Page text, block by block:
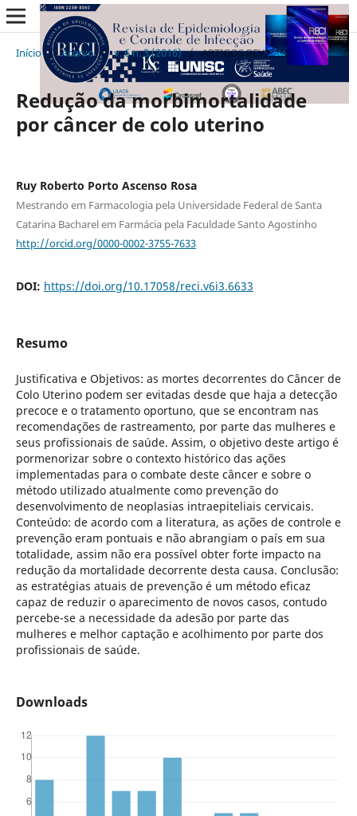
Início / Acervo / v. 6 n. 3 (2016) / ARTIGOS REVISÃO
Redução da morbimortalidade
por câncer de colo uterino
Ruy Roberto Porto Ascenso Rosa
Mestrando em Farmacologia pela Universidade Federal de Santa
Catarina Bacharel em Farmácia pela Faculdade Santo Agostinho
http://orcid.org/0000-0002-3755-7633
DOI: https://doi.org/10.17058/reci.v6i3.6633
Resumo
Justificativa e Objetivos: as mortes decorrentes do Câncer de
Colo Uterino podem ser evitadas desde que haja a detecção
precoce e o tratamento oportuno, que se encontram nas
recomendações de rastreamento, por parte das mulheres e
seus profissionais de saúde. Assim, o objetivo deste artigo é
pormenorizar sobre o contexto histórico das ações
implementadas para o combate deste câncer e sobre o
método utilizado atualmente como prevenção do
desenvolvimento de neoplasias intraepiteliais cervicais.
Conteúdo: de acordo com a literatura, as ações de controle e
prevenção eram pontuais e não abrangiam o país em sua
totalidade, assim não era possível obter forte impacto na
redução da mortalidade decorrente desta causa. Conclusão:
as estratégias atuais de prevenção é um método eficaz
capaz de reduzir o aparecimento de novos casos, contudo
percebe-se a necessidade da adesão por parte das
mulheres e melhor captação e acolhimento por parte dos
profissionais de saúde.
Downloads